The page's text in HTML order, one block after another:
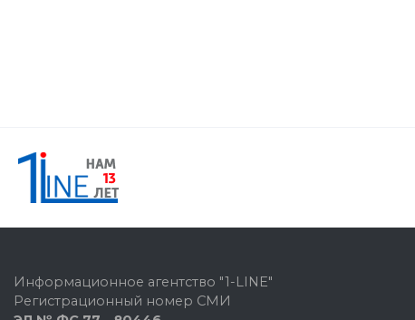
Информационное агентство "1-LINE"
Регистрационный номер СМИ